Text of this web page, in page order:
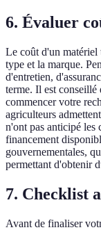
6. Évaluer
Le coût d'un matériel
type et la marque.
d'entretien,
terme. Il est
commencer votre
agriculteurs
n'ont pas anticipé les
financement
gouvernementales,
permettant d'obtenir
7. Checklist
Avant de finaliser